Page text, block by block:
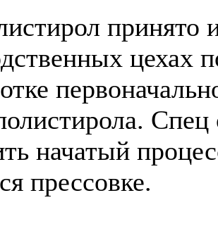
принято
цехах
Спец
начатый
прессовке.